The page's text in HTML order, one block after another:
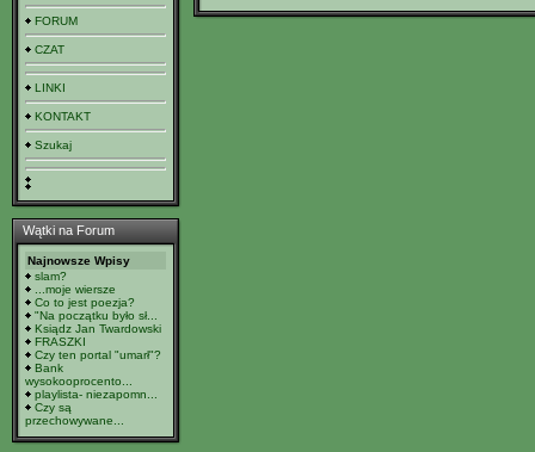
FORUM
CZAT
LINKI
KONTAKT
Szukaj
Wątki na Forum
Najnowsze Wpisy
slam?
...moje wiersze
Co to jest poezja?
"Na początku było sł...
Ksiądz Jan Twardowski
FRASZKI
Czy ten portal "umarł"?
Bank
wysokooprocento...
playlista- niezapomn...
Czy są
przechowywane...